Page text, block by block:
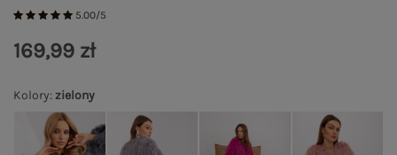
5.00/5
Kolory:zielony
169,99 zł